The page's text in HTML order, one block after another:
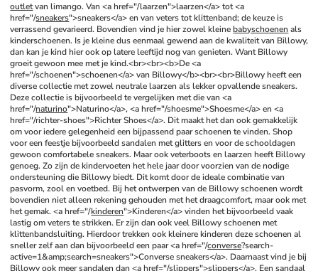
outlet van limango. Van <a href="/laarzen">laarzen</a> tot <a
href="/sneakers">sneakers</a> en van veters tot klittenband; de keuze is
verrassend gevarieerd. Bovendien vind je hier zowel kleine babyschoenen als
kinderschoenen. Is je kleine dus eenmaal gewend aan de kwaliteit van Billowy,
dan kan je kind hier ook op latere leeftijd nog van genieten. Want Billowy
groeit gewoon mee met je kind.<br><br><b>De <a
href="/schoenen">schoenen</a> van Billowy</b><br><br>Billowy heeft een
diverse collectie met zowel neutrale laarzen als lekker opvallende sneakers.
Deze collectie is bijvoorbeeld te vergelijken met die van <a
href="/naturino">Naturino</a>, <a href="/shoesme">Shoesme</a> en <a
href="/richter-shoes">Richter Shoes</a>. Dit maakt het dan ook gemakkelijk
om voor iedere gelegenheid een bijpassend paar schoenen te vinden. Shop
voor een feestje bijvoorbeeld sandalen met glitters en voor de schooldagen
gewoon comfortabele sneakers. Maar ook veterboots en laarzen heeft Billowy
genoeg. Zo zijn de kindervoeten het hele jaar door voorzien van de nodige
ondersteuning die Billowy biedt. Dit komt door de ideale combinatie van
pasvorm, zool en voetbed. Bij het ontwerpen van de Billowy schoenen wordt
bovendien niet alleen rekening gehouden met het draagcomfort, maar ook met
het gemak. <a href="/kinderen">Kinderen</a> vinden het bijvoorbeeld vaak
lastig om veters te strikken. Er zijn dan ook veel Billowy schoenen met
klittenbandsluiting. Hierdoor trekken ook kleinere kinderen deze schoenen al
sneller zelf aan dan bijvoorbeeld een paar <a href="/converse?search-
active=1&amp;search=sneakers">Converse sneakers</a>. Daarnaast vind je bij
Billowy ook meer sandalen dan <a href="/slippers">slippers</a>. Een sandaal